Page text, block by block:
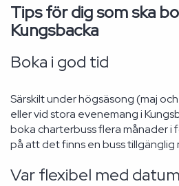
Tips för dig som ska
Kungsbacka
Boka i god tid
Särskilt under högsäsong (maj
eller vid stora evenemang i
boka charterbuss flera månader i
på att det finns en buss tillgänglig
Var flexibel med